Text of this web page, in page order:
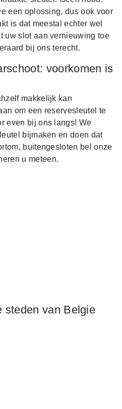
een oplossing, dus ook voor
is dat meestal echter wel
uw slot aan vernieuwing toe
bij ons terecht.
voorkomen is
makkelijk kan
om een reservesleutel te
even bij ons langs! We
bijmaken en doen dat
buitengesloten bel onze
u meteen.
steden van Belgie